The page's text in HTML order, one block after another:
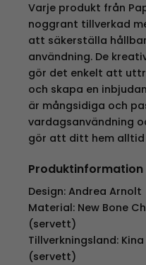
Varje produkt från
noggrant tillverkad
att säkerställa
användning. De
gör det enkelt att
och skapa en
är mångsidiga och
vardagsanvändning
gör att ditt hem alltid
Produktinformation
Design: Andrea Arnolt
Material: New Bone
(servett)
Tillverkningsland:
(servett)